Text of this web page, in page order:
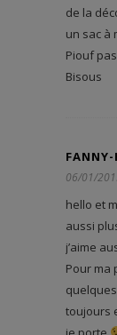
de la
un sac à
Piouf
Bisous
06/01/
hello et
aussi
j’aime
Pour ma
toujours